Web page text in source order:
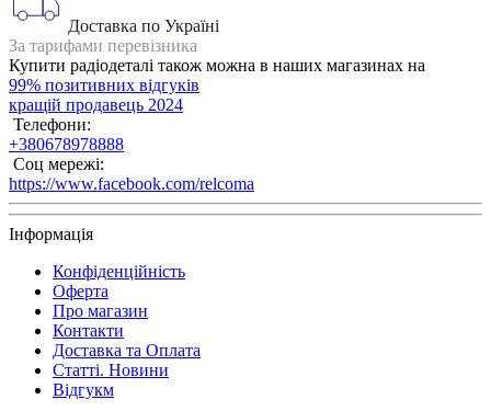
Доставка по Україні
За тарифами перевізника
Купити радіодеталі також можна в наших магазинах на
99% позитивних відгуків
кращій продавець 2024
Телефони:
+380678978888
Соц мережі:
https://www.facebook.com/relcoma
Інформація
Конфіденційність
Оферта
Про магазин
Контакти
Доставка та Оплата
Статті. Новини
Відгукм